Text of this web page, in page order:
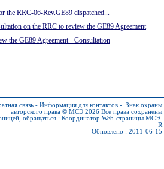
the RRC-06-Rev.GE89 dispatched...
on the RRC to review the GE89 Agreement
the GE89 Agreement - Consultation
связь - Информация для контактов - Знак охраны
авторского права © МСЭ 2026 Все права сохранены
обращаться : Координатор Web-страницы МСЭ-
R
Обновлено : 2011-06-15